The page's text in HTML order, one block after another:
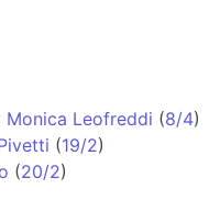
Monica Leofreddi (8/4)
(19/2)
(20/2)